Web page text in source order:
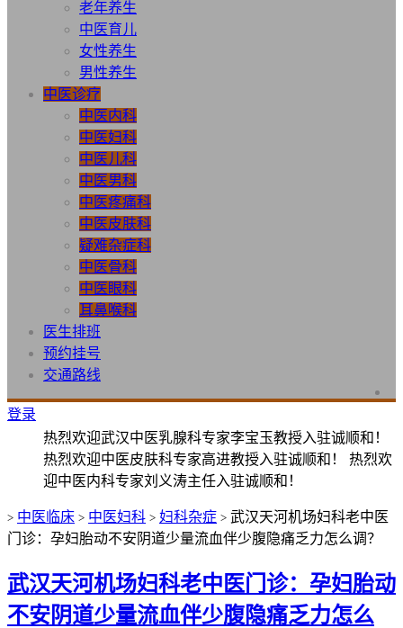
老年养生
中医育儿
女性养生
男性养生
中医诊疗
中医内科
中医妇科
中医儿科
中医男科
中医疼痛科
中医皮肤科
疑难杂症科
中医骨科
中医眼科
耳鼻喉科
医生排班
预约挂号
交通路线
登录
热烈欢迎武汉中医乳腺科专家李宝玉教授入驻诚顺和！
热烈欢迎中医皮肤科专家高进教授入驻诚顺和！ 热烈欢
迎中医内科专家刘义涛主任入驻诚顺和！
> 中医临床 > 中医妇科 > 妇科杂症 > 武汉天河机场妇科老中医
门诊：孕妇胎动不安阴道少量流血伴少腹隐痛乏力怎么调？
武汉天河机场妇科老中医门诊：孕妇胎动
不安阴道少量流血伴少腹隐痛乏力怎么